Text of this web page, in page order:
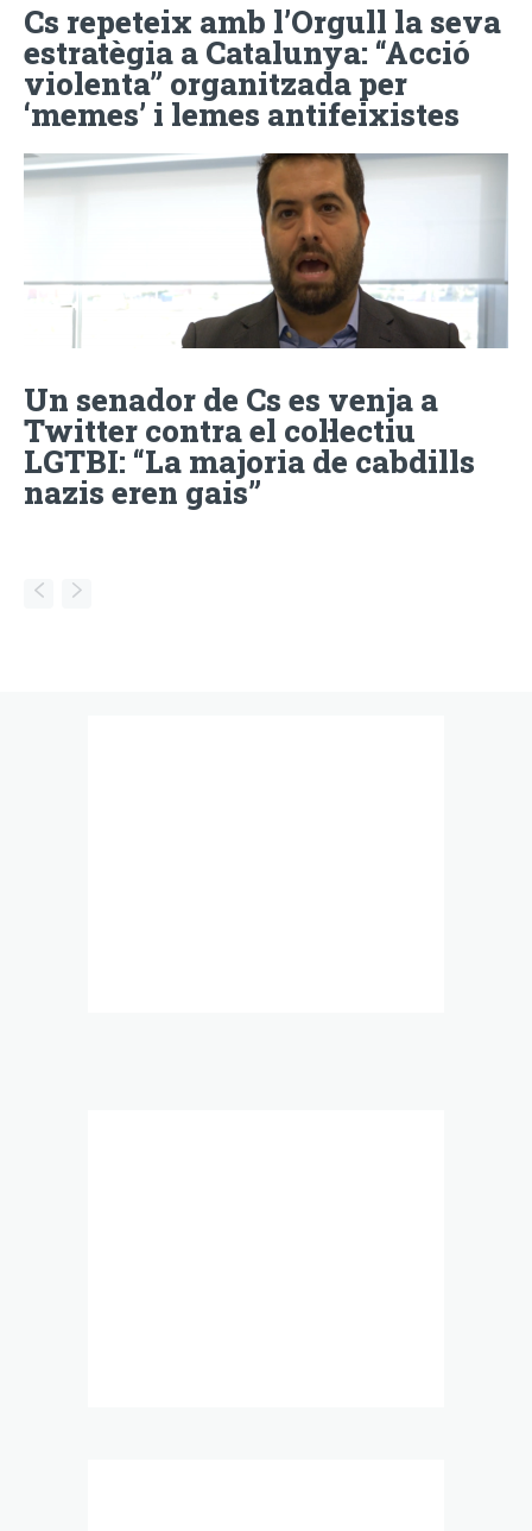
Cs repeteix amb l’Orgull la seva
estratègia a Catalunya: “Acció
violenta” organitzada per
‘memes’ i lemes antifeixistes
Un senador de Cs es venja a
Twitter contra el col·lectiu
LGTBI: “La majoria de cabdills
nazis eren gais”